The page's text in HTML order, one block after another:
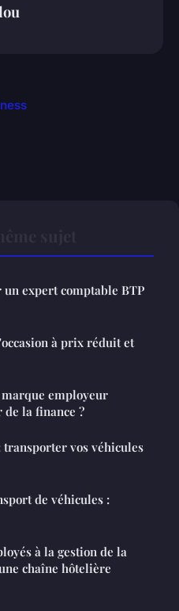
expert comptable BTP
à prix réduit et
employeur
de la finance ?
vos véhicules
de véhicules :
à la gestion de la
chaîne hôtelière